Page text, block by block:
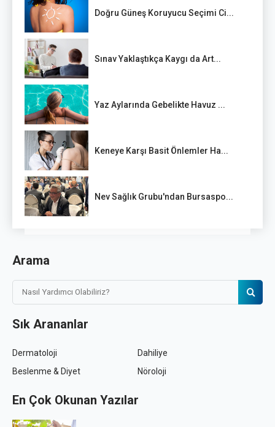
Doğru Güneş Koruyucu Seçimi Ci...
Sınav Yaklaştıkça Kaygı da Art...
Yaz Aylarında Gebelikte Havuz ...
Keneye Karşı Basit Önlemler Ha...
Nev Sağlık Grubu'ndan Bursaspo...
Arama
Sık Arananlar
Dermatoloji
Dahiliye
Beslenme & Diyet
Nöroloji
En Çok Okunan Yazılar